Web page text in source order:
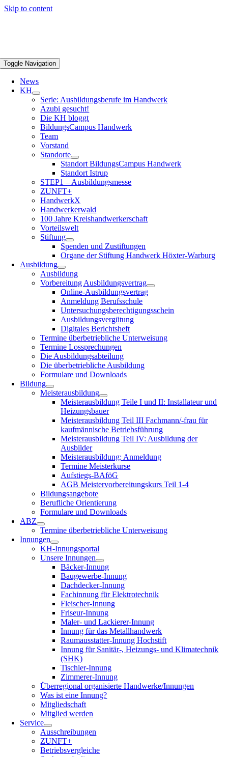
Skip to content
Toggle Navigation
News
KH
Serie: Ausbildungsberufe im Handwerk
Azubi gesucht!
Die KH bloggt
BildungsCampus Handwerk
Team
Vorstand
Standorte
Standort BildungsCampus Handwerk
Standort Istrup
STEP1 – Ausbildungsmesse
ZUNFT+
HandwerkX
Handwerkerwald
100 Jahre Kreishandwerkerschaft
Vorteilswelt
Stiftung
Spenden und Zustiftungen
Organe der Stiftung Handwerk Höxter-Warburg
Ausbildung
Ausbildung
Vorbereitung Ausbildungsvertrag
Online-Ausbildungsvertrag
Anmeldung Berufsschule
Untersuchungsberechtigungsschein
Ausbildungsvergütung
Digitales Berichtsheft
Termine überbetriebliche Unterweisung
Termine Lossprechungen
Die Ausbildungsabteilung
Die überbetriebliche Ausbildung
Formulare und Downloads
Bildung
Meisterausbildung
Meisterausbildung Teile I und II: Installateur und
Heizungsbauer
Meisterausbildung Teil III Fachmann/-frau für
kaufmännische Betriebsführung
Meisterausbildung Teil IV: Ausbildung der
Ausbilder
Meisterausbildung: Anmeldung
Termine Meisterkurse
Aufstiegs-BAföG
AGB Meistervorbereitungskurs Teil 1-4
Bildungsangebote
Berufliche Orientierung
Formulare und Downloads
ABZ
Termine überbetriebliche Unterweisung
Innungen
KH-Innungsportal
Unsere Innungen
Bäcker-Innung
Baugewerbe-Innung
Dachdecker-Innung
Fachinnung für Elektrotechnik
Fleischer-Innung
Friseur-Innung
Maler- und Lackierer-Innung
Innung für das Metallhandwerk
Raumausstatter-Innung Hochstift
Innung für Sanitär-, Heizungs- und Klimatechnik
(SHK)
Tischler-Innung
Zimmerer-Innung
Überregional organisierte Handwerke/Innungen
Was ist eine Innung?
Mitgliedschaft
Mitglied werden
Service
Ausschreibungen
ZUNFT+
Betriebsvergleiche